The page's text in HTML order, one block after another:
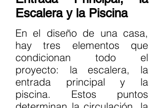
Escalera y la Piscina
En el diseño de una casa,
hay tres elementos que
condicionan todo el
proyecto: la escalera, la
entrada principal y la
piscina. Estos puntos